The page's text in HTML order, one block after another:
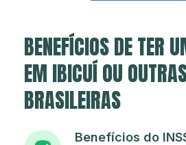
BENEFÍCIOS DE TER
EM IBICUÍ OU
BRASILEIRAS
Benefícios do